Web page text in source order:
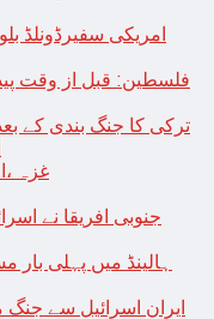
امریکی سفیرڈونلڈ
فلسطین: قبل از وقت
ترکی کا جنگ بندی کے
غزہ
جنوبی افریقا نے
ہالینڈ میں پہلی
ایران اسرائیل سے